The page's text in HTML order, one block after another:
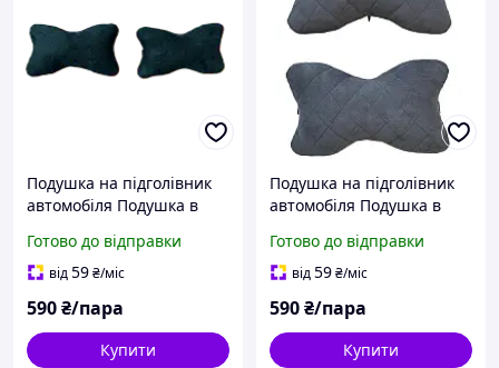
Подушка на підголівник
автомобіля Подушка в
cov
Готово до відправки
від59₴/міс
590₴/пара
Купити
Подушка на підголівник
автомобіля Подушка в
cov
Готово до відправки
від59₴/міс
590₴/пара
Купити